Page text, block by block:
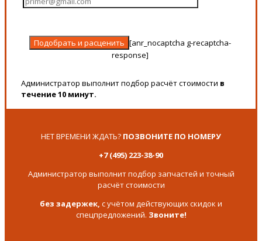
[anr_nocaptcha g-recaptcha-
response]
Администратор выполнит подбор расчёт стоимости в
течение 10 минут.
НЕТ ВРЕМЕНИ ЖДАТЬ? ПОЗВОНИТЕ ПО НОМЕРУ
+7 (495) 223-38-90
Администратор выполнит подбор запчастей и точный
расчёт стоимости
без задержек, с учётом действующих скидок и
спецпредложений. Звоните!